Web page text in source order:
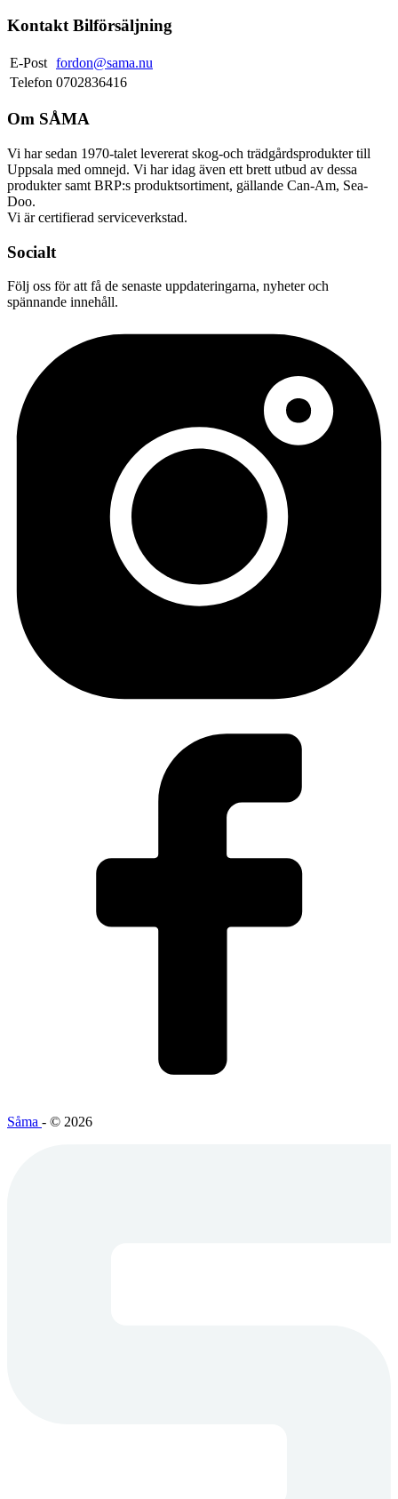
Kontakt Bilförsäljning
E-Post fordon@sama.nu
Telefon 0702836416
Om SÅMA
Vi har sedan 1970-talet levererat skog-och trädgårdsprodukter till
Uppsala med omnejd. Vi har idag även ett brett utbud av dessa
produkter samt BRP:s produktsortiment, gällande Can-Am, Sea-
Doo.
Vi är certifierad serviceverkstad.
Socialt
Följ oss för att få de senaste uppdateringarna, nyheter och
spännande innehåll.
Såma - © 2026